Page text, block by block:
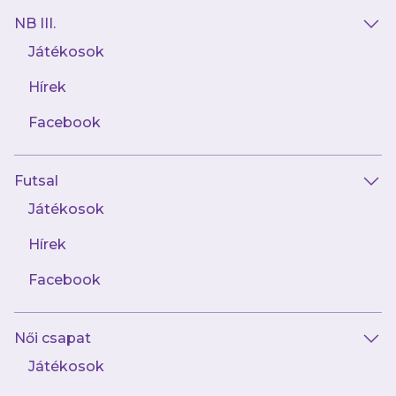
NB III.
Játékosok
Hírek
Facebook
Futsal
Játékosok
Hírek
Facebook
Női csapat
Játékosok
21 kép
Női NB II. Újpest FC - Gyulai Amazonok